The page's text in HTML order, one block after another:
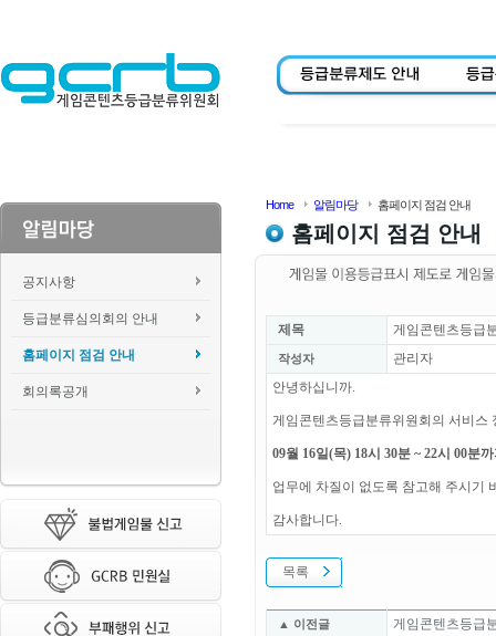
공지사항
등급분류심의회의 안내
홈페이지 점검 안내
회의록공개
Home 알림마당 홈페이지 점검 안내
홈페이지 점검 안내
제목 게임콘텐츠등급
작성자
관리자
안녕하십니까.
게임콘텐츠등급분류위원회의 서비스
09월 16일(목) 18시 30분 ~ 22시 00분
업무에 차질이 없도록 참고해 주시기
감사합니다.
목록
▲ 이전글 게임콘텐츠등급